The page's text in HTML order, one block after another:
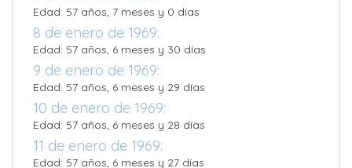
Edad: 57 años, 7 meses y 0 días
8 de enero de 1969:
Edad: 57 años, 6 meses y 30 días
9 de enero de 1969:
Edad: 57 años, 6 meses y 29 días
10 de enero de 1969:
Edad: 57 años, 6 meses y 28 días
11 de enero de 1969:
Edad: 57 años, 6 meses y 27 días